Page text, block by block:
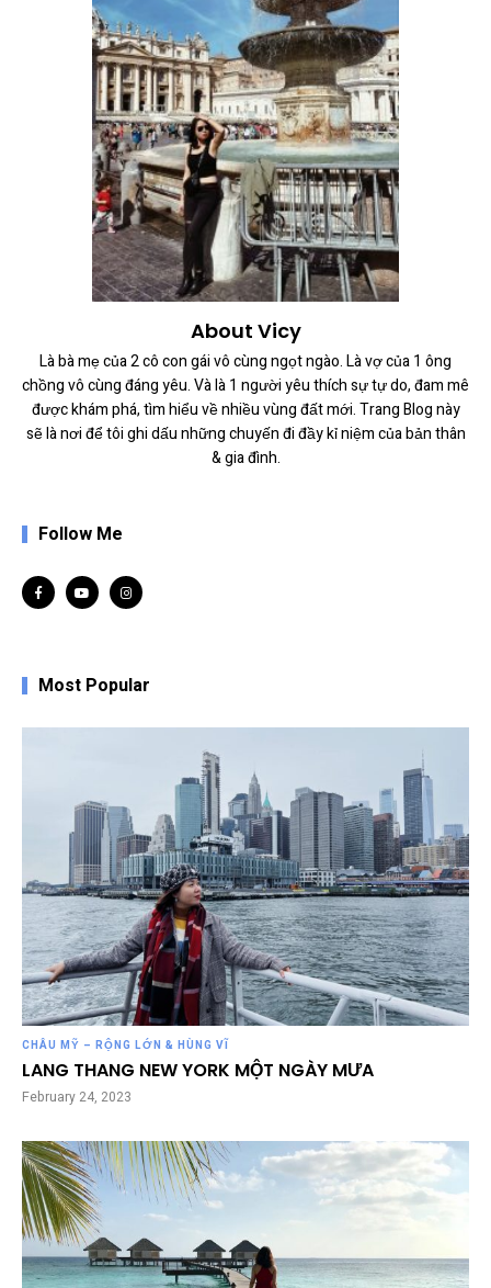
About Vicy
Là bà mẹ của 2 cô con gái vô cùng ngọt ngào. Là vợ của 1 ông
chồng vô cùng đáng yêu. Và là 1 người yêu thích sự tự do, đam mê
được khám phá, tìm hiểu về nhiều vùng đất mới. Trang Blog này
sẽ là nơi để tôi ghi dấu những chuyến đi đầy kỉ niệm của bản thân
& gia đình.
Follow Me
Most Popular
CHÂU MỸ – RỘNG LỚN & HÙNG VĨ
LANG THANG NEW YORK MỘT NGÀY MƯA
February 24, 2023